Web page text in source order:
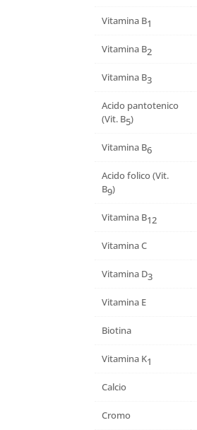
Vitamina B1
Vitamina B2
Vitamina B3
Acido pantotenico
(Vit. B5)
Vitamina B6
Acido folico (Vit.
B9)
Vitamina B12
Vitamina C
Vitamina D3
Vitamina E
Biotina
Vitamina K1
Calcio
Cromo